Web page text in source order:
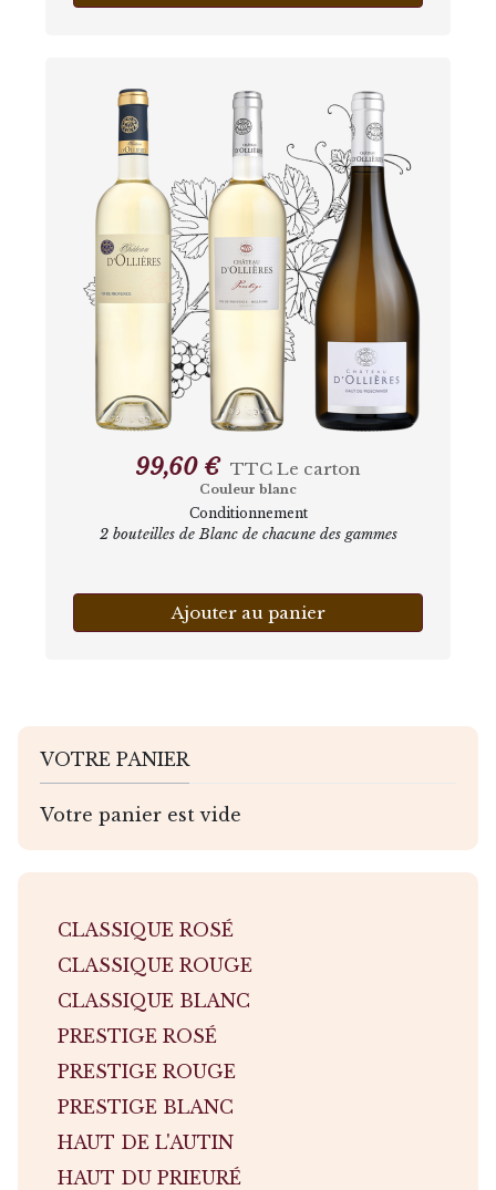
99,60 € TTC Le carton
Couleur blanc
Conditionnement
2 bouteilles de Blanc de chacune des gammes
Ajouter au panier
VOTRE PANIER
Votre panier est vide
CLASSIQUE ROSÉ
CLASSIQUE ROUGE
CLASSIQUE BLANC
PRESTIGE ROSÉ
PRESTIGE ROUGE
PRESTIGE BLANC
HAUT DE L'AUTIN
HAUT DU PRIEURÉ